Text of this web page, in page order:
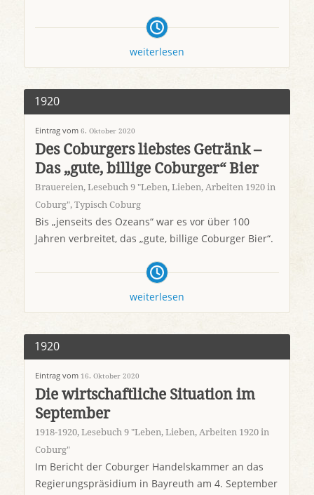
weiterlesen
1920
Eintrag vom 6. Oktober 2020
Des Coburgers liebstes Getränk –
Das „gute, billige Coburger“ Bier
Brauereien, Lesebuch 9 "Leben, Lieben, Arbeiten 1920 in
Coburg", Typisch Coburg
Bis „jenseits des Ozeans“ war es vor über 100
Jahren verbreitet, das „gute, billige Coburger Bier“.
weiterlesen
1920
Eintrag vom 16. Oktober 2020
Die wirtschaftliche Situation im
September
1918-1920, Lesebuch 9 "Leben, Lieben, Arbeiten 1920 in
Coburg"
Im Bericht der Coburger Handelskammer an das
Regierungspräsidium in Bayreuth am 4. September